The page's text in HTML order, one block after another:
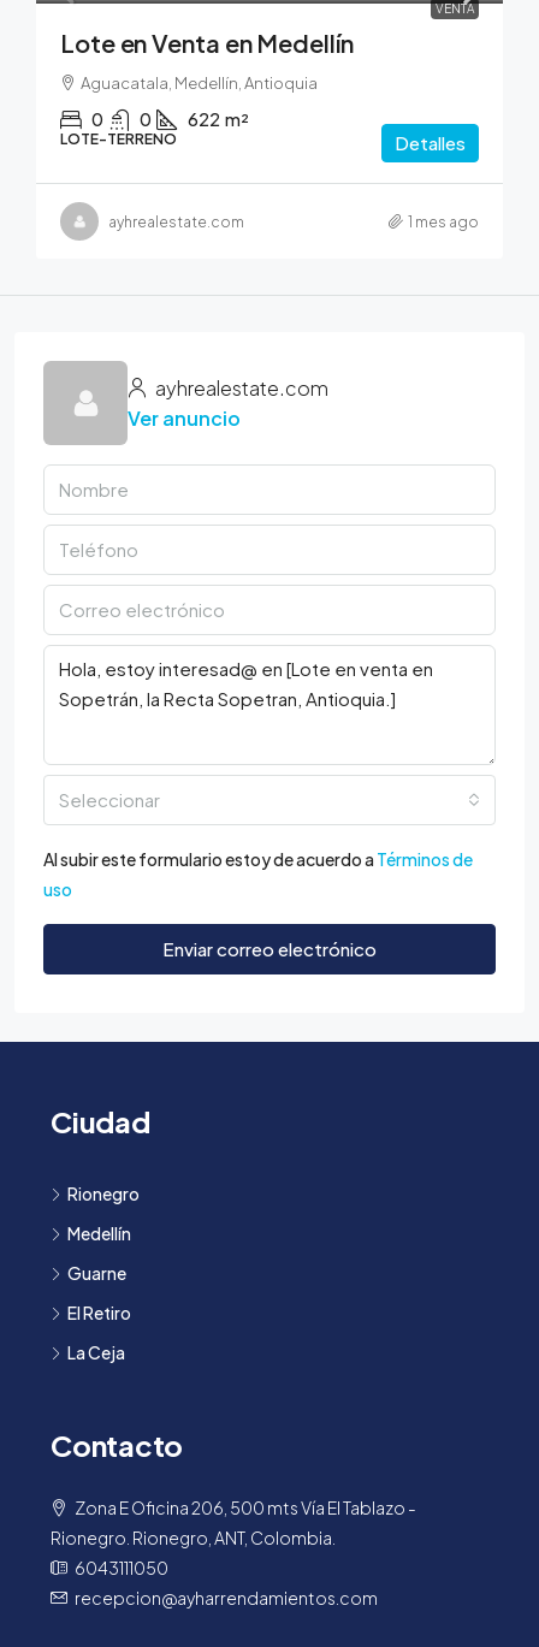
VENTA
Lote en Venta en Medellín
Aguacatala, Medellín, Antioquia
0 0 622 m²
LOTE-TERRENO Detalles
ayhrealestate.com 1 mes ago
ayhrealestate.com
Ver anuncio
Seleccionar
Al subir este formulario estoy de acuerdo a Términos de
uso
Enviar correo electrónico
Ciudad
Rionegro
Medellín
Guarne
El Retiro
La Ceja
Contacto
Zona E Oficina 206, 500 mts Vía El Tablazo -
Rionegro. Rionegro, ANT, Colombia.
6043111050
recepcion@ayharrendamientos.com